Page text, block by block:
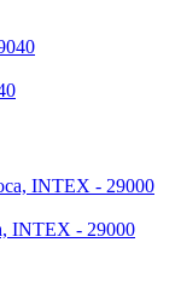
INTEX - 29000